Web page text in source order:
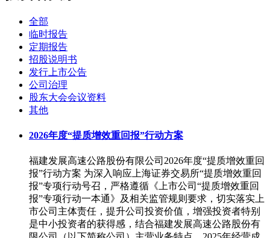
全部
临时报告
定期报告
招股说明书
发行上市公告
公司治理
股东大会会议资料
其他
2026年度“提质增效重回报”行动方案
福建发展高速公路股份有限公司2026年度“提质增效重回
报”行动方案 为深入响应上海证券交易所“提质增效重回
报”专项行动号召，严格遵循《上市公司“提质增效重回
报”专项行动一本通》及相关监管规则要求，切实落实上
市公司主体责任，提升公司投资价值，增强投资者特别
是中小投资者的获得感，结合福建发展高速公路股份有